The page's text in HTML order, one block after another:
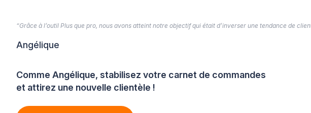
Comme Angélique, stabilisez votre carnet de commandes
et attirez une nouvelle clientèle !
“Grâce à l’outil Plus que pro, nous avons atteint notre objectif qui était d’inverser une tendance de
Angélique